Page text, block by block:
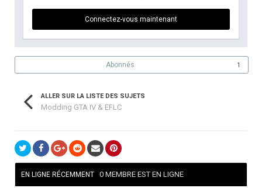
Connectez-vous maintenant
Abonnés 1
ALLER SUR LA LISTE DES SUJETS
Modding GTA IV & EFLC
EN LIGNE RÉCEMMENT 0 MEMBRE EST EN LIGNE